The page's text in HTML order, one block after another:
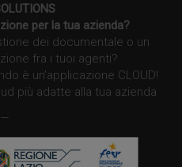
per la tua azienda?
dei documentale o un
fra i tuoi agenti?
è un’applicazione CLOUD!
più adatte alla tua azienda
—